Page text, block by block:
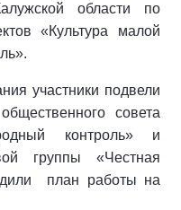
области по
«Культура малой
участники подвели
совета
контроль» и
группы «Честная
план работы на